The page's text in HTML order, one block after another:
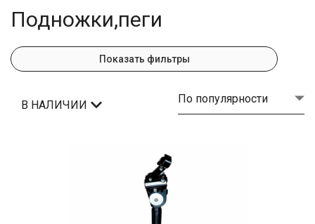
Подножки,пеги
Показать фильтры
В НАЛИЧИИ По популярности